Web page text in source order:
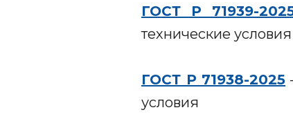
ГОСТ Р 71939-
технические условия
ГОСТ Р 71938-2025
условия